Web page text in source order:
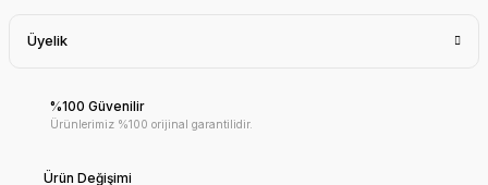
Üyelik
%100 Güvenilir
Ürünlerimiz %100 orijinal garantilidir.
Ürün Değişimi